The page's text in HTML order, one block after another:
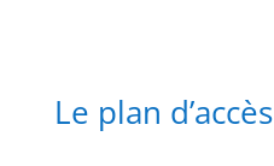
Le plan d’accès